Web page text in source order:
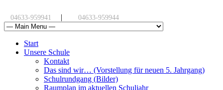
04633-959941 | 04633-959944
Start
Unsere Schule
Kontakt
Das sind wir… (Vorstellung für neuen 5. Jahrgang)
Schulrundgang (Bilder)
Raumplan im aktuellen Schuljahr